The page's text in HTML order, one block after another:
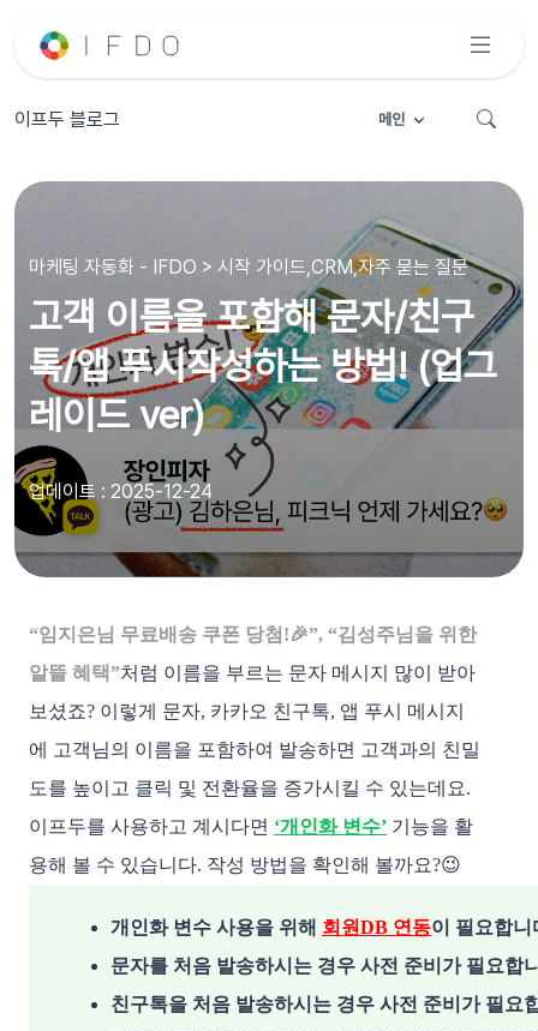
이프두 블로그 메인
마케팅 자동화 - IFDO > 시작 가이드,CRM,자주 묻는 질문
고객 이름을 포함해 문자/친구
톡/앱 푸시작성하는 방법! (업그
레이드 ver)
업데이트 : 2025-12-24
“임지은님 무료배송 쿠폰 당첨!🎉”, “김성주님을 위한
알뜰 혜택”처럼 이름을 부르는 문자 메시지 많이 받아
보셨죠? 이렇게 문자, 카카오 친구톡, 앱 푸시 메시지
에 고객님의 이름을 포함하여 발송하면 고객과의 친밀
도를 높이고 클릭 및 전환율을 증가시킬 수 있는데요.
이프두를 사용하고 계시다면 ‘개인화 변수’ 기능을 활
용해 볼 수 있습니다. 작성 방법을 확인해 볼까요?😉
개인화 변수 사용을 위해 회원DB 연동이 필요합니
문자를 처음 발송하시는 경우 사전 준비가 필요합
친구톡을 처음 발송하시는 경우 사전 준비가 필요